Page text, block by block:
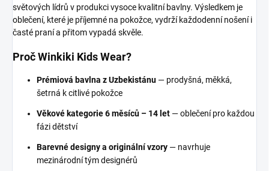
světových lídrů v produkci vysoce kvalitní bavlny. Výsledkem je
oblečení, které je příjemné na pokožce, vydrží každodenní nošení i
časté praní a přitom vypadá skvěle.
Proč Winkiki Kids Wear?
Prémiová bavlna z Uzbekistánu — prodyšná, měkká,
šetrná k citlivé pokožce
Věkové kategorie 6 měsíců – 14 let — oblečení pro každou
fázi dětství
Barevné designy a originální vzory — navrhuje
mezinárodní tým designérů